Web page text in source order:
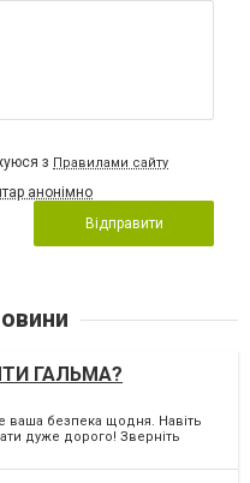
з Правилами сайту
анонімно
Відправити
ГАЛЬМА?
ваша безпека щодня. Навіть
дуже дорого! Зверніть